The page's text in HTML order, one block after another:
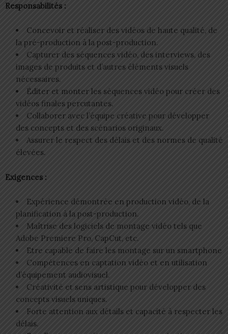
Responsabilités :
Concevoir et réaliser des vidéos de haute qualité, de
la pré-production à la post-production.
Capturer des séquences vidéo, des interviews, des
images de produits et d’autres éléments visuels
nécessaires.
Éditer et monter les séquences vidéo pour créer des
vidéos finales percutantes.
Collaborer avec l’équipe créative pour développer
des concepts et des scénarios originaux.
Assurer le respect des délais et des normes de qualité
élevées.
Exigences :
Expérience démontrée en production vidéo, de la
planification à la post-production.
Maîtrise des logiciels de montage vidéo tels que
Adobe Premiere Pro, CapCut, etc.
Etre capable de faire les montage sur un smartphone
Compétences en captation vidéo et en utilisation
d’équipement audiovisuel.
Créativité et sens artistique pour développer des
concepts visuels uniques.
Forte attention aux détails et capacité à respecter les
délais.